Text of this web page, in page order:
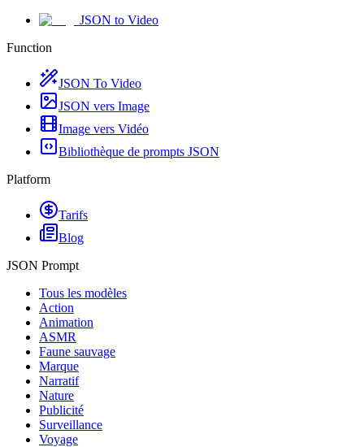
JSON to Video
Function
JSON To Video
JSON vers Image
Image vers Vidéo
Bibliothèque de prompts JSON
Platform
Tarifs
Blog
JSON Prompt
Tous les modèles
Action
Animation
ASMR
Faune sauvage
Marque
Narratif
Nature
Publicité
Surveillance
Voyage